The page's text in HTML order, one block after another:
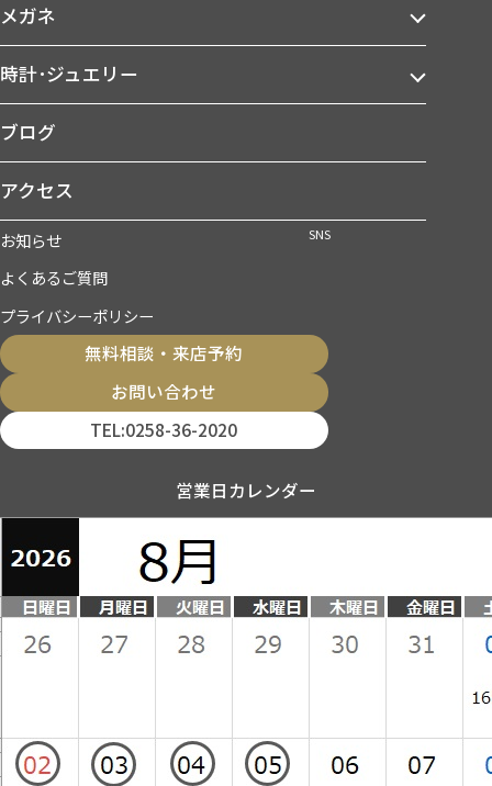
メガネ
時計･ジュエリー
ブログ
アクセス
お知らせ
よくあるご質問
プライバシーポリシー
SNS
無料相談・来店予約
お問い合わせ
TEL:0258-36-2020
営業日カレンダー